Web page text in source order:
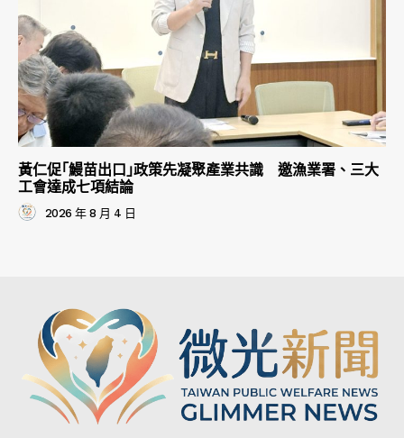
黃仁促｢鰻苗出口｣政策先凝聚產業共識 邀漁業署、三大
工會達成七項結論
2026 年 8 月 4 日